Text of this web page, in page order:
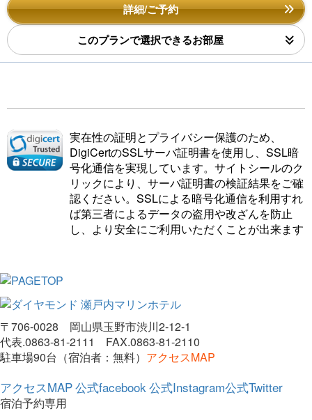
詳細/ご予約
このプランで選択できるお部屋
実在性の証明とプライバシー保護のため、
DigiCertのSSLサーバ証明書を使用し、SSL暗
号化通信を実現しています。サイトシールのク
リックにより、サーバ証明書の検証結果をご確
認ください。SSLによる暗号化通信を利用すれ
ば第三者によるデータの盗用や改ざんを防止
し、より安全にご利用いただくことが出来ます
〒706-0028 岡山県玉野市渋川2-12-1
代表.0863-81-2111 FAX.0863-81-2110
駐車場90台（宿泊者：無料） アクセスMAP
アクセスMAP公式facebook 公式Instagram公式Twitter
宿泊予約専用